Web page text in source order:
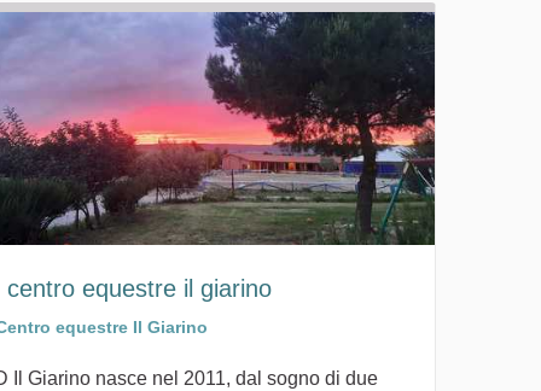
centro equestre il giarino
equestre Il Giarino
Il Giarino nasce nel 2011, dal sogno di due